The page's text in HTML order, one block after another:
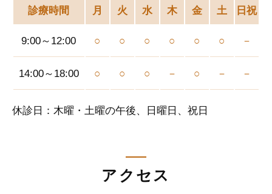
診療時間 月 火 水 木 金 土 日祝
9:00～12:00 ○ ○ ○ ○ ○ ○ －
14:00～18:00 ○ ○ ○ － ○ － －
休診日：木曜・土曜の午後、日曜日、祝日
アクセス